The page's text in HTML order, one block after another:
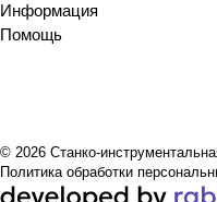
Информация
Помощь
© 2026 Станко-
Политика обработки